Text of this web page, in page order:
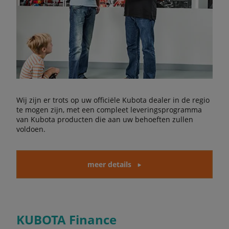
Wij zijn er trots op uw officiële Kubota dealer in de regio
te mogen zijn, met een compleet leveringsprogramma
van Kubota producten die aan uw behoeften zullen
voldoen.
meer details
KUBOTA Finance